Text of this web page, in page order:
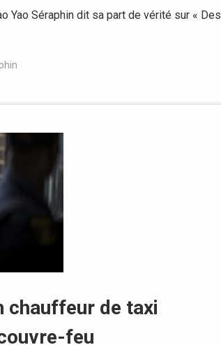
Yao Séraphin dit sa part de vérité sur « Des
chauffeur de taxi
feu